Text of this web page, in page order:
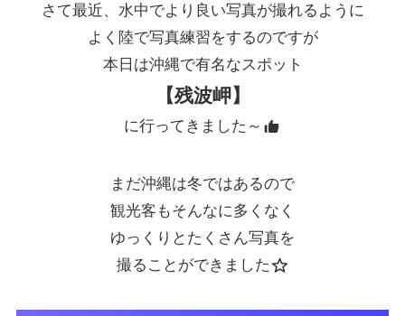
さて最近、水中でより良い写真が撮れるように
よく陸で写真練習をするのですが
本日は沖縄で有名なスポット
【残波岬】
に行ってきました～
まだ沖縄は冬ではあるので
観光客もそんなに多くなく
ゆっくりとたくさん写真を
撮ることができました